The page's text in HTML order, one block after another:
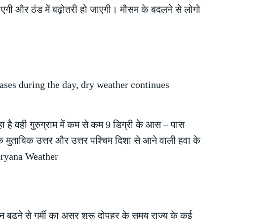
और ठंड में बढ़ोतरी हो जाएगी। मौसम के बदलने से लोगो
है वही गुरुग्राम में कम से कम 9 डिग्री के आस – पास
उत्तर और उत्तर पश्चिम दिशा से आने वाली हवा के
Weather
बढ़ने से गर्मी का असर शुरू दोपहर के समय राज्य के कई